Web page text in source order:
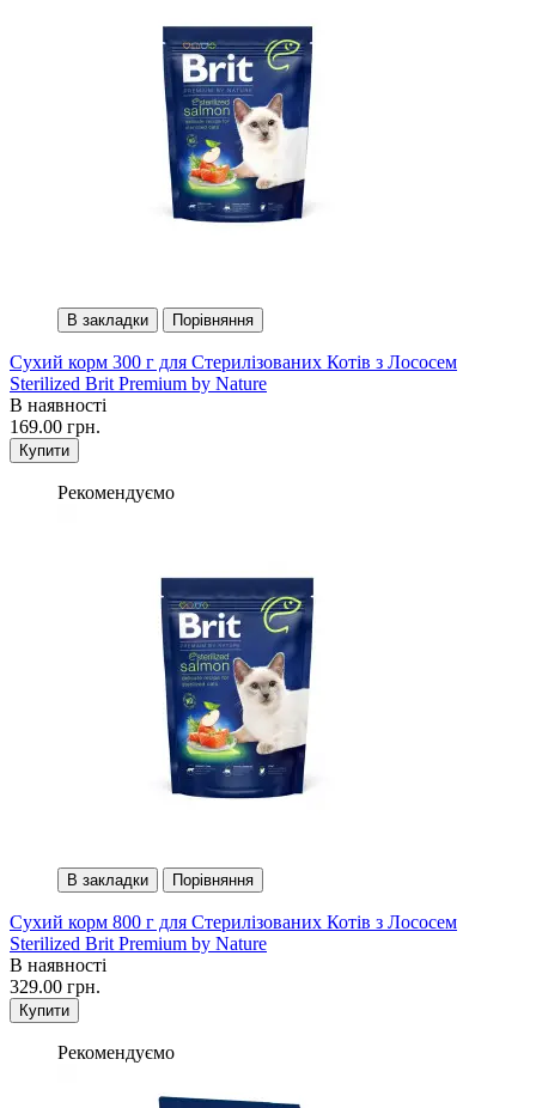
В закладки Порівняння
Сухий корм 300 г для Стерилізованих Котів з Лососем
Sterilized Brit Premium by Nature
В наявності
169.00 грн.
Купити
Рекомендуємо
В закладки Порівняння
Сухий корм 800 г для Стерилізованих Котів з Лососем
Sterilized Brit Premium by Nature
В наявності
329.00 грн.
Купити
Рекомендуємо